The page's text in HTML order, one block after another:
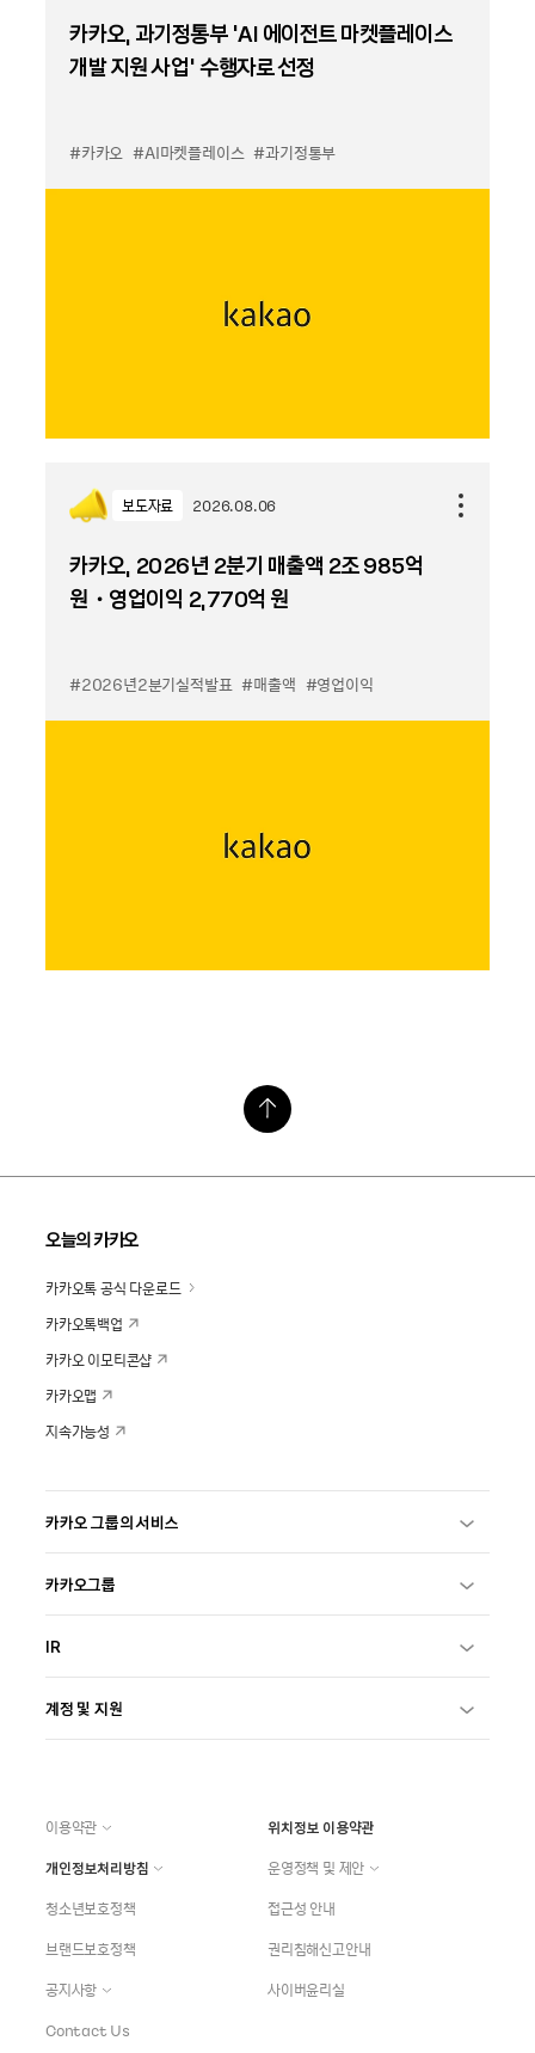
카카오, 과기정통부 ‘AI 에이전트 마켓플레이스
개발 지원 사업’ 수행자로 선정
#카카오 #AI마켓플레이스 #과기정통부
보도자료 2026.08.06
카카오, 2026년 2분기 매출액 2조 985억
원・영업이익 2,770억 원
#2026년2분기실적발표 #매출액 #영업이익
오늘의 카카오
카카오톡 공식 다운로드
카카오톡백업
카카오 이모티콘샵
카카오맵
지속가능성
카카오 그룹의 서비스
카카오그룹
IR
계정 및 지원
이용약관
위치정보 이용약관
개인정보처리방침
운영정책 및 제안
청소년보호정책
접근성 안내
브랜드보호정책
권리침해신고안내
공지사항
사이버윤리실
Contact Us